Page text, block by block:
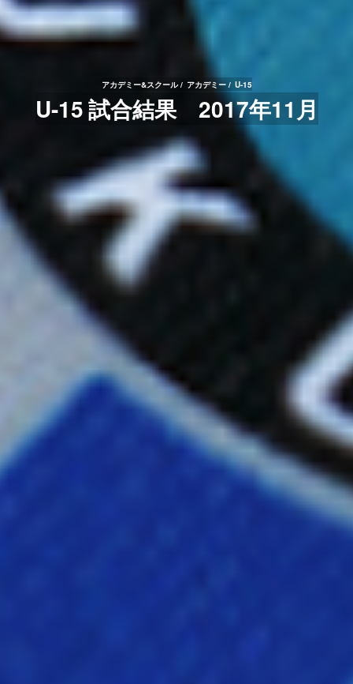
アカデミー&スクール アカデミー U-15
U-15 試合結果 2017年11月